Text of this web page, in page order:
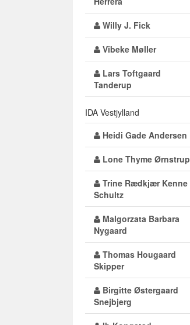
Willy J. Fick
Vibeke Møller
Lars Toftgaard
Tanderup
IDA Vestjylland
Heidi Gade Andersen
Lone Thyme Ørnstrup
Trine Rædkjær Kenne
Schultz
Malgorzata Barbara
Nygaard
Thomas Hougaard
Skipper
Birgitte Østergaard
Snejbjerg